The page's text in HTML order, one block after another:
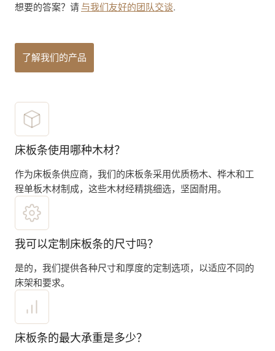
想要的答案？请与我们友好的团队交谈.
了解我们的产品
床板条使用哪种木材？
作为床板条供应商，我们的床板条采用优质杨木、桦木和工
程单板木材制成，这些木材经精挑细选，坚固耐用。
我可以定制床板条的尺寸吗？
是的，我们提供各种尺寸和厚度的定制选项，以适应不同的
床架和要求。
床板条的最大承重是多少？